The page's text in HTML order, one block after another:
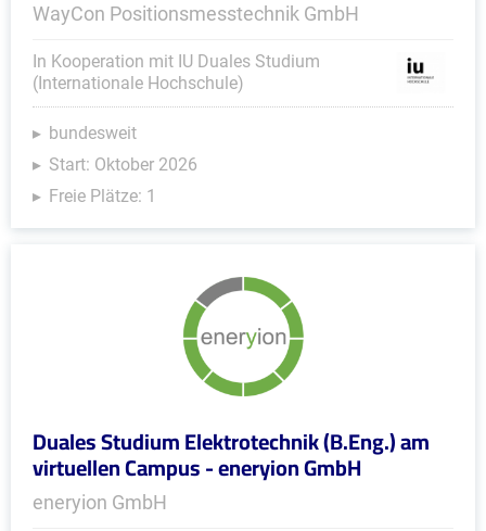
WayCon Positionsmesstechnik GmbH
In Kooperation mit IU Duales Studium
(Internationale Hochschule)
bundesweit
Start: Oktober 2026
Freie Plätze: 1
Duales Studium Elektrotechnik (B.Eng.) am
virtuellen Campus - eneryion GmbH
eneryion GmbH